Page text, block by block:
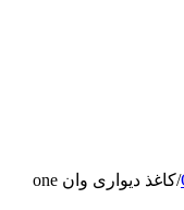
/کاغذ دیواری وان one